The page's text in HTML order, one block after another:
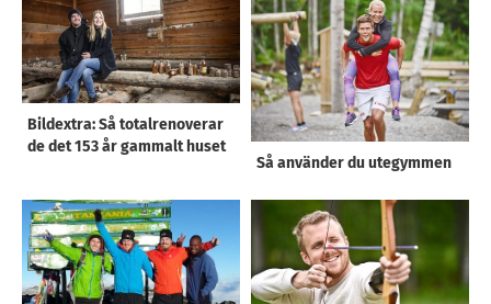
Bildextra: Så totalrenoverar
de det 153 år gammalt huset
Så använder du utegymmen